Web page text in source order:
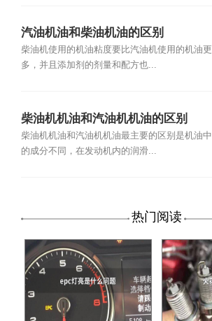
汽油机油和柴油机油的区别
柴油机使用的机油粘度要比汽油机使用的机油更
多，并且添加剂的剂量和配方也...
柴油机机油和汽油机机油的区别
柴油机机油和汽油机机油最主要的区别是机油中
的成分不同，在发动机内的润滑...
热门阅读